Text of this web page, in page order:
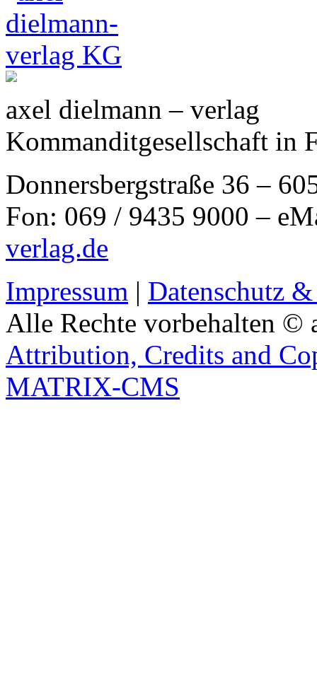
axel dielmann – verlag
Kommanditgesellschaft in
Donnersbergstraße 36 –
Fon: 069 / 9435 9000 –
verlag.de
Impressum | Datenschutz
Alle Rechte vorbehalten ©
Attribution, Credits and
MATRIX-CMS